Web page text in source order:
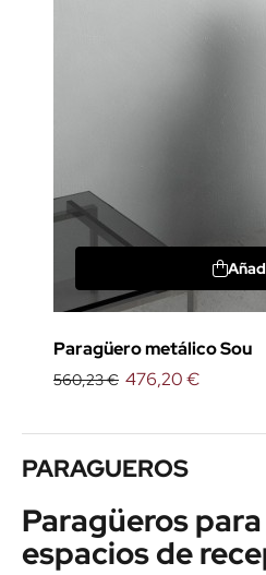
Paragüero metálico Sou
560,23 € 476,20 €
PARAGUEROS
Paragüeros
espacios de